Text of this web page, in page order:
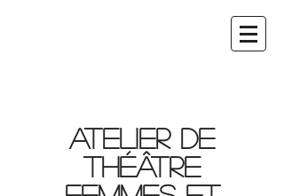
ATELIER DE
THÉÂTRE